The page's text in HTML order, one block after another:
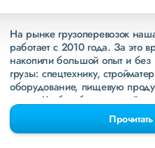
На рынке грузоперевозок
работает с 2010 года. За это
накопили большой опыт и
грузы: спецтехнику,
оборудование, пищевую
грузы. Чтобы убедиться
свежие примеры перевозок,
раз в неделю. Также недавно
направления вДНРиЛНР.